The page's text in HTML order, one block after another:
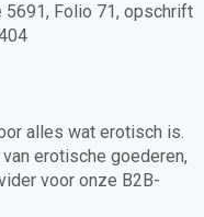
5691, Folio 71, opschrift
alles wat erotisch is.
erotische goederen,
voor onze B2B-